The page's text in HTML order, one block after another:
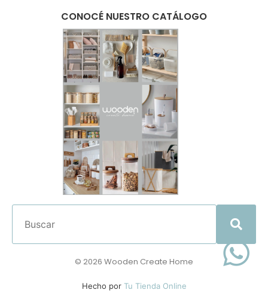
CONOCÉ NUESTRO CATÁLOGO
© 2026 Wooden Create Home
Hecho por Tu Tienda Online